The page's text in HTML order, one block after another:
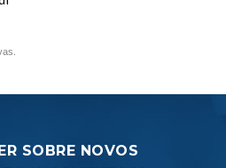
SOBRE NOVOS